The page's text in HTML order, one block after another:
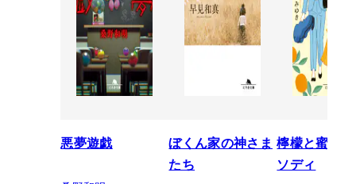
悪夢遊戯
ぼくん家の神さま
たち
檸檬と蜜柑
ソディ